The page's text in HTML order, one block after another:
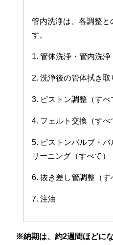
管内洗浄は、各調整と
す。
1. 管体洗浄・管内洗浄
2. 洗浄後の管体拭き取
3. ピストン調整（すべ
4. フェルト交換（すべ
5. ピストンバルブ・
リーニング（すべて）
6. 抜き差し管調整（す
7. 注油
※納期は、約2週間ほどにな